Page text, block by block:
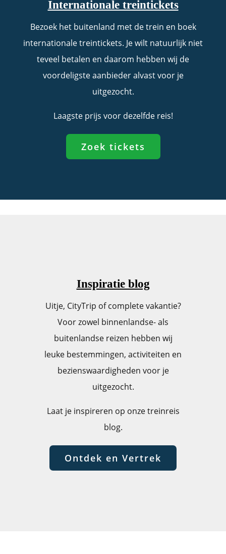
Internationale treintickets
Bezoek het buitenland met de trein en boek
internationale treintickets. Je wilt natuurlijk niet
teveel betalen en daarom hebben wij de
voordeligste aanbieder alvast voor je
uitgezocht.
Laagste prijs voor dezelfde reis!
Zoek tickets
Inspiratie blog
Uitje, CityTrip of complete vakantie?
Voor zowel binnenlandse- als
buitenlandse reizen hebben wij
leuke bestemmingen, activiteiten en
bezienswaardigheden voor je
uitgezocht.
Laat je inspireren op onze treinreis
blog.
Ontdek en Vertrek